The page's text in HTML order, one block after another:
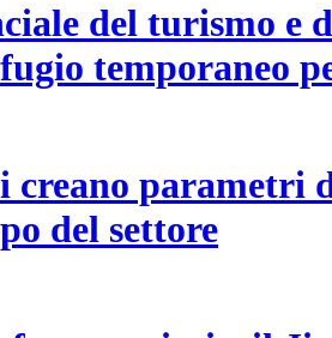
del turismo
temporaneo
creano parametri
del settore